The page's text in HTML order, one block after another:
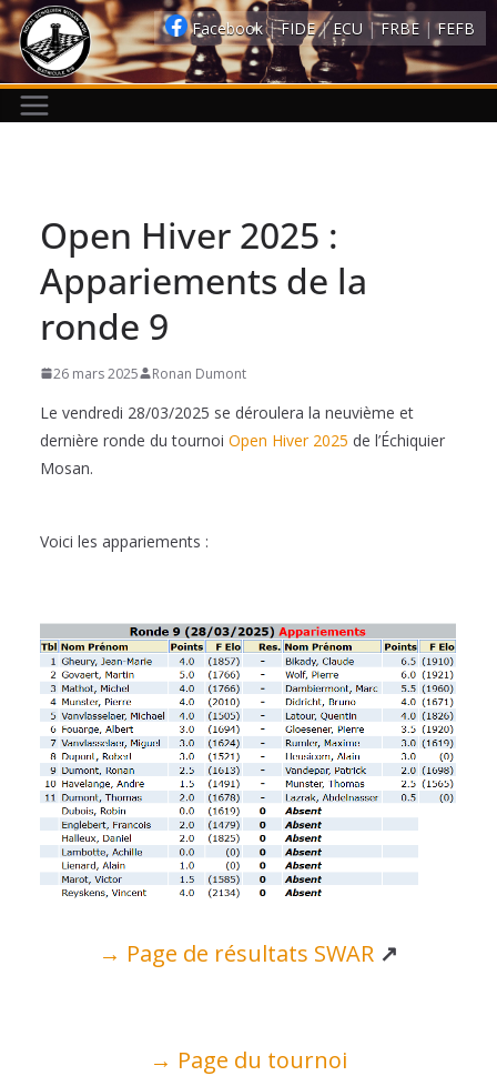
Passer
au
contenu
Open Hiver 2025 :
Appariements de la
ronde 9
26 mars 2025 Ronan Dumont
Le vendredi 28/03/2025 se déroulera la neuvième et
dernière ronde du tournoi Open Hiver 2025 de l’Échiquier
Mosan.
Voici les appariements :
→ Page de résultats SWAR ↗
→ Page du tournoi
Facebook| FIDE| ECU | FRBE | FEFB